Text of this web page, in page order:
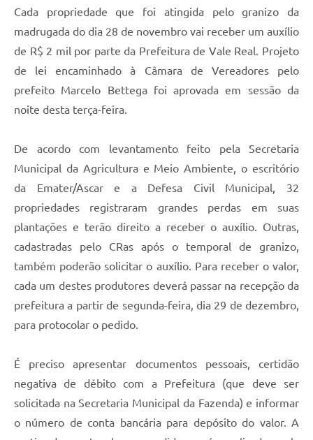
Cada propriedade que foi atingida pelo granizo da
madrugada do dia 28 de novembro vai receber um auxílio
de R$ 2 mil por parte da Prefeitura de Vale Real. Projeto
de lei encaminhado à Câmara de Vereadores pelo
prefeito Marcelo Bettega foi aprovada em sessão da
noite desta terça-feira.
De acordo com levantamento feito pela Secretaria
Municipal da Agricultura e Meio Ambiente, o escritório
da Emater/Ascar e a Defesa Civil Municipal, 32
propriedades registraram grandes perdas em suas
plantações e terão direito a receber o auxílio. Outras,
cadastradas pelo CRas após o temporal de granizo,
também poderão solicitar o auxílio. Para receber o valor,
cada um destes produtores deverá passar na recepção da
prefeitura a partir de segunda-feira, dia 29 de dezembro,
para protocolar o pedido.
É preciso apresentar documentos pessoais, certidão
negativa de débito com a Prefeitura (que deve ser
solicitada na Secretaria Municipal da Fazenda) e informar
o número de conta bancária para depósito do valor. A